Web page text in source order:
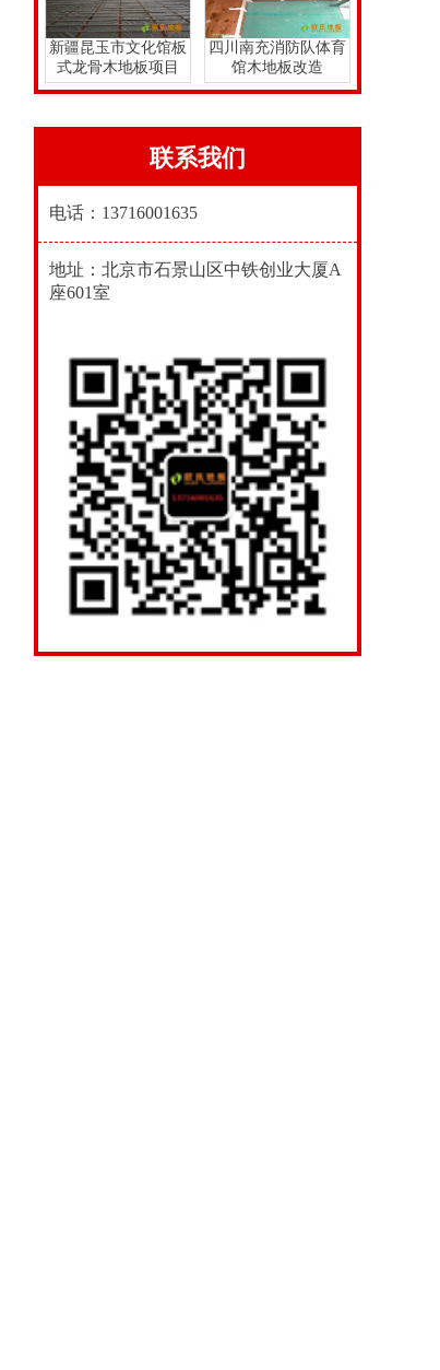
新疆昆玉市文化馆板
式龙骨木地板项目
四川南充消防队体育
馆木地板改造
联系我们
电话：13716001635
地址：北京市石景山区中铁创业大厦A
座601室